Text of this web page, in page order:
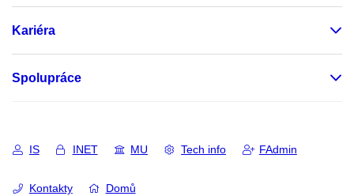
Kariéra
Spolupráce
IS INET MU Tech info FAdmin
Kontakty Domů